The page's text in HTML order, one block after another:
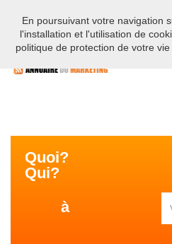
Bienvenue sur l'annuaire
communication
Quoi?
Qui?
à
En poursuivant votre navigation
l'installation et l'utilisation de
politique de protection de votre vie